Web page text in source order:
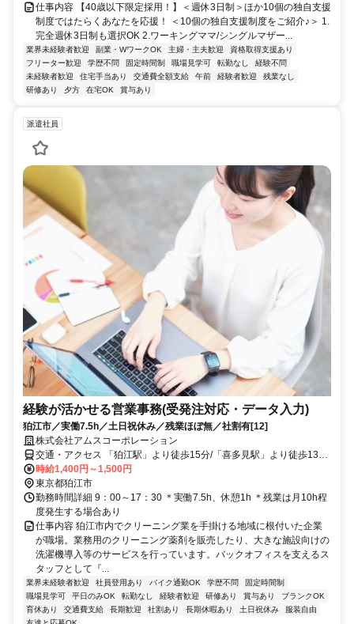
仕事内容 【40歳以下限定採用！】＜週休3日制＞ほか10個の独自支援
制度ではたらくあなたを応援！ ＜10個の独自支援制度をご紹介♪＞ 1.
完全週休3日制も選択OK 2.ワーキングママ/シングルマザー...
業界未経験者歓迎 副業・WワークOK 主婦・主夫歓迎
資格取得支援あり
フリーター歓迎
学歴不問 固定時間制 職場見学可 転勤なし
経験不問
未経験者歓迎
住宅手当あり 交通費全額支給 午前 経験者歓迎
残業なし
研修あり
夕方 在宅OK 賞与あり
派遣社員
経験が活かせる営業事務(受発注対応・データ入力)
狛江市／実働7.5h／土日祝休み／残業ほぼ無／社割有[12]
株式会社アムスコーポレーション
交通・アクセス 「狛江駅」より徒歩15分/「喜多見駅」より徒歩13分
※自転車・バイク通勤OK
時給1,400円～1,500円
東京都狛江市
勤務時間詳細 9：00～17：30 ＊実働7.5h、休憩1h ＊残業は月10h程
度発生する場合あり
仕事内容 狛江市内でクリーニング業を手掛ける地域に根付いた企業
が職場。業務用のクリーニング薬剤を販売したり、大きな施設向けの
洗濯機導入等のサービスを行っています。バックオフィスを支えるス
タッフとして『...
業界未経験者歓迎 社員登用あり バイク通勤OK 学歴不問
固定時間制
職場見学可
平日のみOK 転勤なし 経験者歓迎 研修あり 賞与あり
ブランクOK
育休あり
交通費支給 長期歓迎 社割あり 長期休暇あり 土日祝休み
服装自由